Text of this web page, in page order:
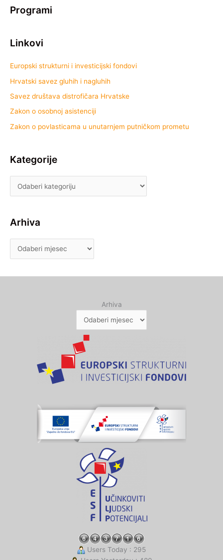
Programi
Linkovi
Europski strukturni i investicijski fondovi
Hrvatski savez gluhih i nagluhih
Savez društava distrofičara Hrvatske
Zakon o osobnoj asistenciji
Zakon o povlasticama u unutarnjem putničkom prometu
Kategorije
Arhiva
Arhiva
Users Today : 295